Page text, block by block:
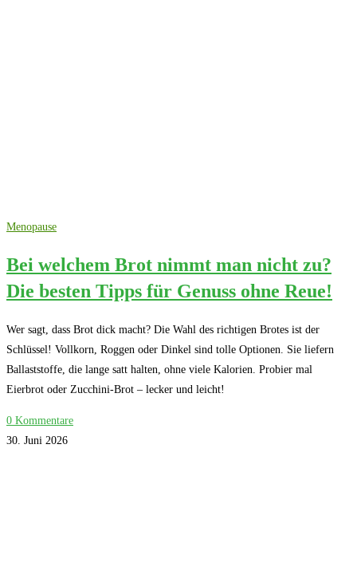
Menopause
Bei welchem Brot nimmt man nicht zu?
Die besten Tipps für Genuss ohne Reue!
Wer sagt, dass Brot dick macht? Die Wahl des richtigen Brotes ist der
Schlüssel! Vollkorn, Roggen oder Dinkel sind tolle Optionen. Sie liefern
Ballaststoffe, die lange satt halten, ohne viele Kalorien. Probier mal
Eierbrot oder Zucchini-Brot – lecker und leicht!
0 Kommentare
30. Juni 2026